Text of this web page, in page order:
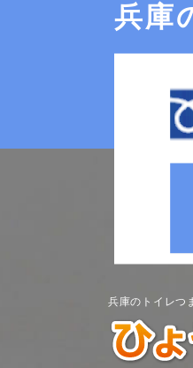
兵庫
兵庫のトイレつ